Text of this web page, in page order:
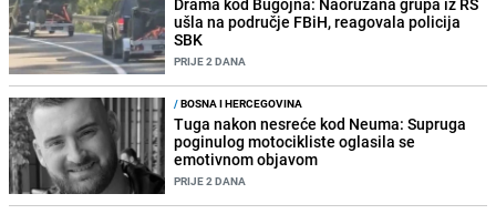
ušla na područje FBiH, reagovala policija
SBK
PRIJE 2 DANA
/BOSNA I HERCEGOVINA
Tuga nakon nesreće kod Neuma: Supruga
poginulog motocikliste oglasila se
emotivnom objavom
PRIJE 2 DANA